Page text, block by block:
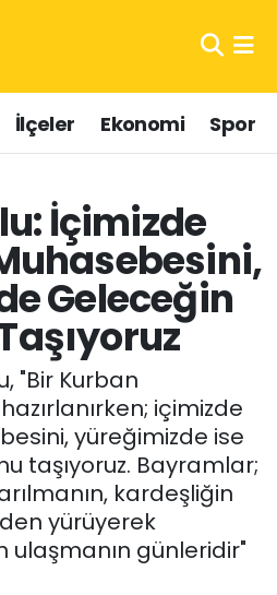
İlçeler Ekonomi Spor
İçimizde
Geleceğin
"Bir Kurban
içimizde
yüreğimizde ise
taşıyoruz. Bayramlar;
kardeşliğin
yürüyerek
ulaşmanın günleridir"
ve Fikstür